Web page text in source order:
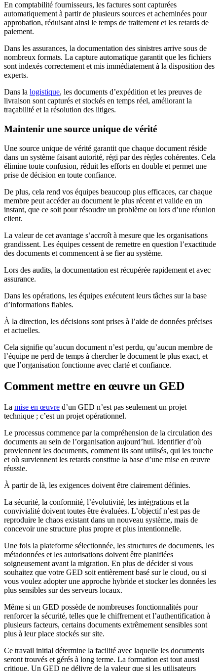
En comptabilité fournisseurs, les factures sont capturées
automatiquement à partir de plusieurs sources et acheminées pour
approbation, réduisant ainsi le temps de traitement et les retards de
paiement.
Dans les assurances, la documentation des sinistres arrive sous de
nombreux formats. La capture automatique garantit que les fichiers
sont indexés correctement et mis immédiatement à la disposition des
experts.
Dans la logistique, les documents d’expédition et les preuves de
livraison sont capturés et stockés en temps réel, améliorant la
traçabilité et la résolution des litiges.
Maintenir une source unique de vérité
Une source unique de vérité garantit que chaque document réside
dans un système faisant autorité, régi par des règles cohérentes. Cela
élimine toute confusion, réduit les efforts en double et permet une
prise de décision en toute confiance.
De plus, cela rend vos équipes beaucoup plus efficaces, car chaque
membre peut accéder au document le plus récent et valide en un
instant, que ce soit pour résoudre un problème ou lors d’une réunion
client.
La valeur de cet avantage s’accroît à mesure que les organisations
grandissent. Les équipes cessent de remettre en question l’exactitude
des documents et commencent à se fier au système.
Lors des audits, la documentation est récupérée rapidement et avec
assurance.
Dans les opérations, les équipes exécutent leurs tâches sur la base
d’informations fiables.
À la direction, les décisions sont prises à l’aide de données précises
et actuelles.
Cela signifie qu’aucun document n’est perdu, qu’aucun membre de
l’équipe ne perd de temps à chercher le document le plus exact, et
que l’organisation fonctionne avec clarté et confiance.
Comment mettre en œuvre un GED
La mise en œuvre d’un GED n’est pas seulement un projet
technique ; c’est un projet opérationnel.
Le processus commence par la compréhension de la circulation des
documents au sein de l’organisation aujourd’hui. Identifier d’où
proviennent les documents, comment ils sont utilisés, qui les touche
et où surviennent les retards constitue la base d’une mise en œuvre
réussie.
À partir de là, les exigences doivent être clairement définies.
La sécurité, la conformité, l’évolutivité, les intégrations et la
convivialité doivent toutes être évaluées. L’objectif n’est pas de
reproduire le chaos existant dans un nouveau système, mais de
concevoir une structure plus propre et plus intentionnelle.
Une fois la plateforme sélectionnée, les structures de documents, les
métadonnées et les autorisations doivent être planifiées
soigneusement avant la migration. En plus de décider si vous
souhaitez que votre GED soit entièrement basé sur le cloud, ou si
vous voulez adopter une approche hybride et stocker les données les
plus sensibles sur des serveurs locaux.
Même si un GED possède de nombreuses fonctionnalités pour
renforcer la sécurité, telles que le chiffrement et l’authentification à
plusieurs facteurs, certains documents extrêmement sensibles sont
plus à leur place stockés sur site.
Ce travail initial détermine la facilité avec laquelle les documents
seront trouvés et gérés à long terme. La formation est tout aussi
critique. Un GED ne délivre de la valeur que si les utilisateurs